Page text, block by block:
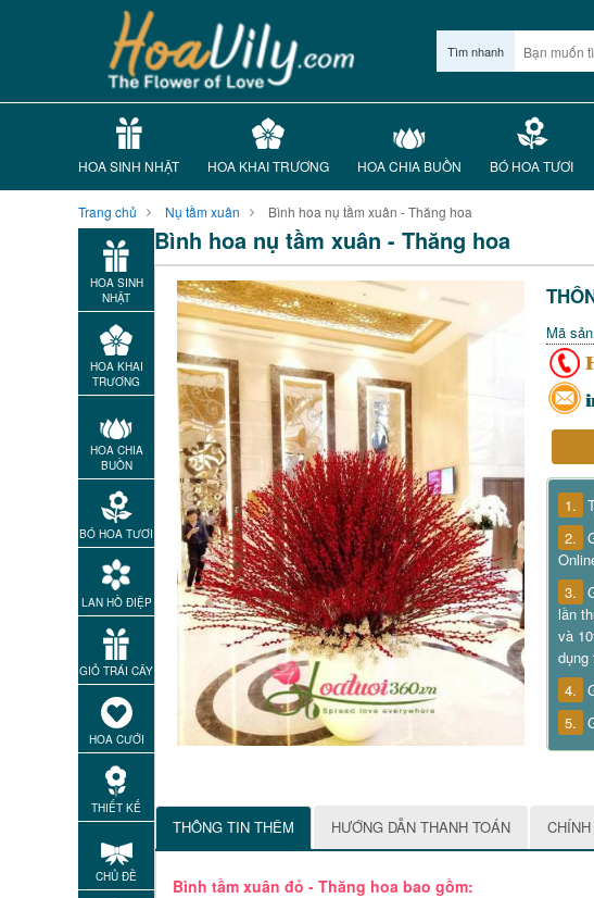
Tìm nhanh
HOA SINH NHẬT HOA KHAI TRƯƠNG HOA CHIA BUỒN BÓ HOA TƯƠI
Trang chủ Nụ tầm xuân Bình hoa nụ tầm xuân - Thăng hoa
HOA SINH
NHẬT
HOA KHAI
TRƯƠNG
HOA CHIA
BUỒN
BÓ HOA TƯƠI
LAN HỒ ĐIỆP
GIỎ TRÁI CÂY
HOA CƯỚI
THIẾT KẾ
CHỦ ĐỀ
Bình hoa nụ tầm xuân - Thăng hoa
Mã
1.
2.
3.
lần
và
dụng
4.
5.
THÔNG TIN THÊM HƯỚNG DẪN THANH TOÁN
Bình tầm xuân đỏ - Thăng hoa bao gồm: